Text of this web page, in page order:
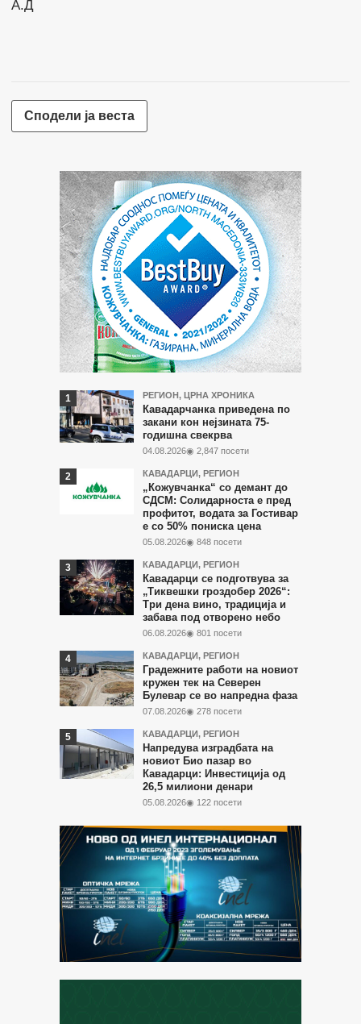
А.Д
Сподели ја веста
Најчитани
во
последните
7
дена
РЕГИОН, ЦРНА ХРОНИКА
Кавадарчанка приведена по
закани кон нејзината 75-
годишна свекрва
04.08.2026◉ 2,847 посети
КАВАДАРЦИ, РЕГИОН
„Кожувчанка“ со демант до
СДСМ: Солидарноста е пред
профитот, водата за Гостивар
е со 50% пониска цена
05.08.2026◉ 848 посети
КАВАДАРЦИ, РЕГИОН
Кавадарци се подготвува за
„Тиквешки гроздобер 2026“:
Три дена вино, традиција и
забава под отворено небо
06.08.2026◉ 801 посети
КАВАДАРЦИ, РЕГИОН
Градежните работи на новиот
кружен тек на Северен
Булевар се во напредна фаза
07.08.2026◉ 278 посети
КАВАДАРЦИ, РЕГИОН
Напредува изградбата на
новиот Био пазар во
Кавадарци: Инвестиција од
26,5 милиони денари
05.08.2026◉ 122 посети